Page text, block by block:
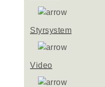
Styrsystem
Video